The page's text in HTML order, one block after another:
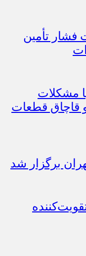
فشار تأمین
مشکلات
قاچاق قطعات
برگزار شد